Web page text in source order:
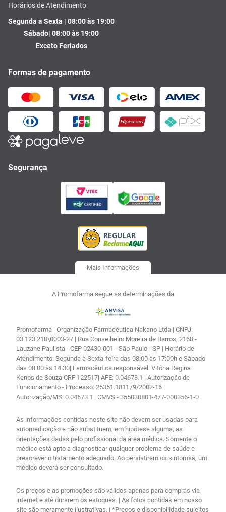
Horários de Atendimento
Segunda a Sexta | 08:00 às 19:00
Sábado| 08:00 às 19:00
Exceto Feriados
Formas de pagamento
Segurança
Mais Informações
A Promofarma segue as determinações da
Promofarma | Organização Farmacêutica Nakano Ltda | CNPJ:
03.123.210\0003-27 | Rua Conselheiro Moreira de Barros, 2168 -
Lauzane Paulista - CEP 02430-001 - São Paulo - SP | Horário de
Atendimento: Segunda à Sexta-feira das 08:00 às 17:00h e Sábado
das 08:00 às 14:30| Farmacêutica responsável: Vitória Regina
Kenps de Souza CRF 122517| AFE: 0.04673.1 | Autorização de
Funcionamento - Processo: 25351.181179/2002-16 |
Autorização/MS: 0.04673.1 | CMVS - 355030801-477-000356-1-0
As informações contidas neste site não devem ser usadas para
automedicação e não substituem, em hipótese alguma, as
orientações dadas pelo profissional da área médica. Somente o
médico está apto a diagnosticar qualquer problema de saúde e
prescrever o tratamento adequado. Ao persistirem os sintomas, um
médico deverá ser consultado.
Os preços e as promoções são válidos apenas para compras via
internet e até durarem os estoques. | As fotos contidas em nosso
site são meramente ilustrativas. | *Preços e disponibilidade sujeitos